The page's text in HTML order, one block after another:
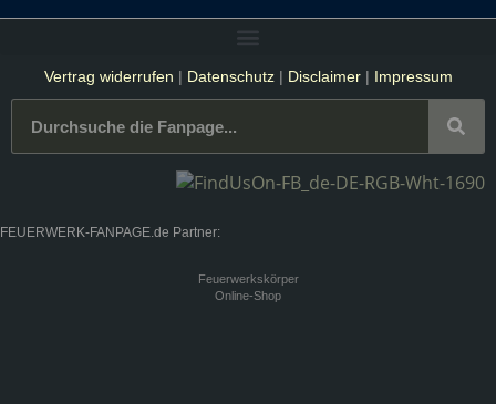
Vertrag widerrufen | Datenschutz| Disclaimer| Impressum
FEUERWERK-FANPAGE.de Partner:
Feuerwerkskörper
Online-Shop